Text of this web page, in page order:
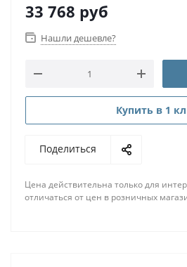
33 768 руб
Нашли дешевле?
Купить в 1
Поделиться
Цена действительна только для
отличаться от цен в розничных